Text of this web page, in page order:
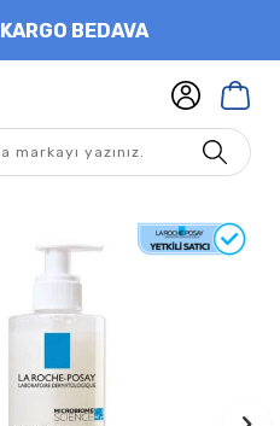
KARGO BEDAVA